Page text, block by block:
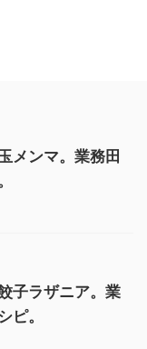
メンマ。業務田
子ラザニア。業
ピ。